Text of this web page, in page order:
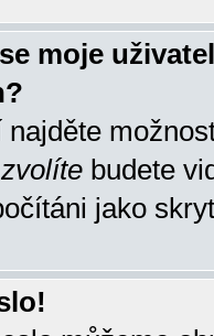
moje
najděte
zvolíte budete
jako